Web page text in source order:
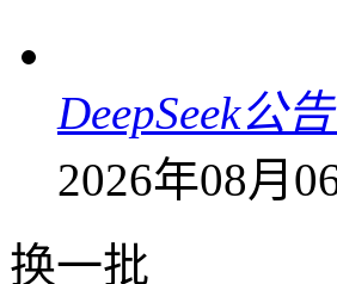
DeepSeek公
2026年08月
换一批